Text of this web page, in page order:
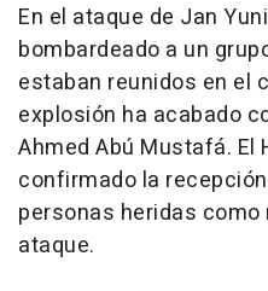
En el ataque de Jan
bombardeado a un
estaban reunidos en el
explosión ha acabado
Ahmed Abú Mustafá. El
confirmado la
personas heridas
ataque.